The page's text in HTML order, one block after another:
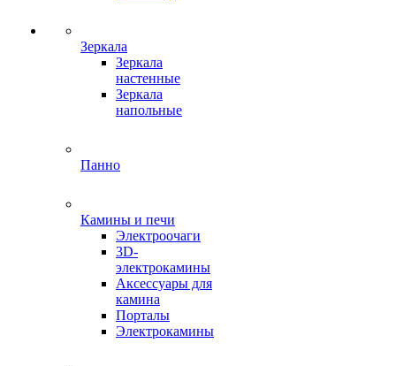
Зеркала
Зеркала
настенные
Зеркала
напольные
Панно
Камины и печи
Электроочаги
3D-
электрокамины
Аксессуары для
камина
Порталы
Электрокамины